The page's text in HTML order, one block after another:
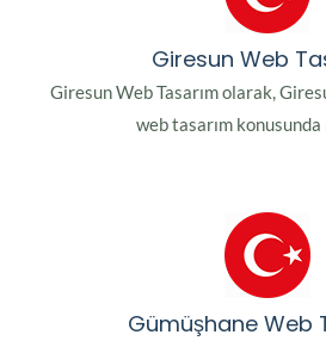
Giresun Web
Giresun Web Tasarım olarak,
web tasarım konusunda
Gümüşhane Web